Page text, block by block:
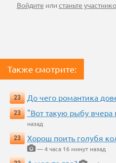
Войдите илистаньте
Также смотрите:
23 До чего романтика
23
"Вот такую рыбу
назад
23
Хорош поить голубя
— 4 часа 16 минут назад